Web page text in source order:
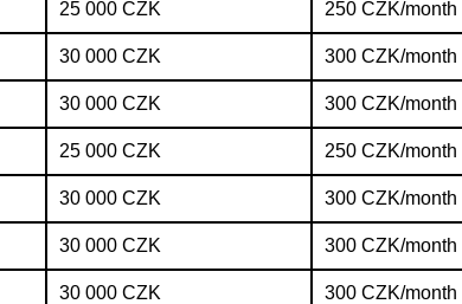
25 000 CZK 250 CZK/month
30 000 CZK 300 CZK/month
30 000 CZK 300 CZK/month
25 000 CZK 250 CZK/month
30 000 CZK 300 CZK/month
30 000 CZK 300 CZK/month
30 000 CZK 300 CZK/month